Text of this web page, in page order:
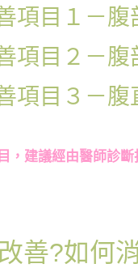
項目１－腹
項目２－腹
項目３－腹
，建議經由醫師診
善?如何